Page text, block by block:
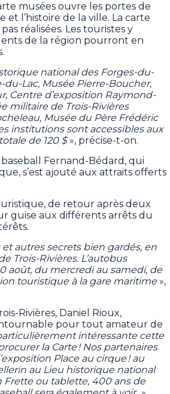
musées ouvre les portes de
l’histoire de la ville. La carte
réalisées. Les touristes y
de la région pourront en
national des Forges-du-
Lac, Musée Pierre-Boucher,
Centre d’exposition Raymond-
militaire de Trois-Rivières
Musée du Père Frédéric
institutions sont accessibles aux
de 120 $», précise-t-on.
Fernand-Bédard, qui
s’est ajouté aux attraits offerts
de retour après deux
guise aux différents arrêts du
autres secrets bien gardés, en
Trois-Rivières. L’autobus
août, du mercredi au samedi, de
touristique à la gare maritime»,
Rivières, Daniel Rioux,
pour tout amateur de
intéressante cette
la Carte ! Nos partenaires
Place au cirque ! au
au Lieu historique national
Frette ou tablette, 400 ans de